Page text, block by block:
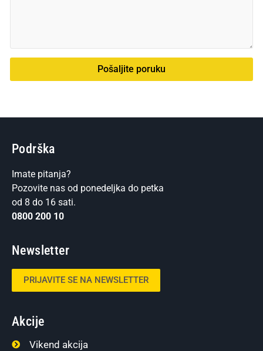
Pošaljite poruku
Podrška
Imate pitanja?
Pozovite nas od ponedeljka do petka
od 8 do 16 sati.
0800 200 10
Newsletter
PRIJAVITE SE NA NEWSLETTER
Akcije
Vikend akcija